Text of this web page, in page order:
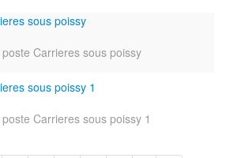
sous poissy
Carrieres sous poissy
sous poissy 1
Carrieres sous poissy 1